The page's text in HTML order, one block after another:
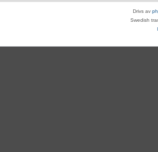
Drivs av
Swedish